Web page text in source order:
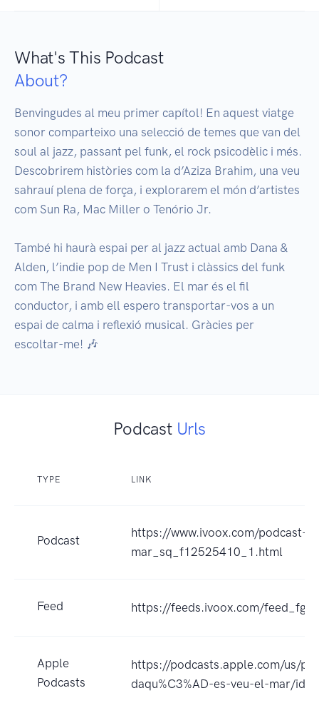
What's This Podcast
About?
Benvingudes al meu primer capítol! En aquest viatge
sonor comparteixo una selecció de temes que van del
soul al jazz, passant pel funk, el rock psicodèlic i més.
Descobrirem històries com la d’Aziza Brahim, una veu
sahrauí plena de força, i explorarem el món d’artistes
com Sun Ra, Mac Miller o Tenório Jr.
També hi haurà espai per al jazz actual amb Dana &
Alden, l’indie pop de Men I Trust i clàssics del funk
com The Brand New Heavies. El mar és el fil
conductor, i amb ell espero transportar-vos a un
espai de calma i reflexió musical. Gràcies per
escoltar-me! 🎶
Podcast Urls
TYPE LINK
Podcast
https://www.ivoox.com/podcast-
mar_sq_f12525410_1.html
Feed https://feeds.ivoox.com/
Apple
Podcasts
https://podcasts.apple.com/us/
daqu%C3%AD-es-veu-el-mar/